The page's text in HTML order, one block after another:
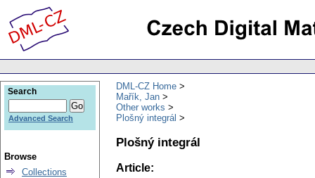
DML-CZ Home
Mařík, Jan
Other works
Plošný integrál
Plošný integrál
Article:
Search
Advanced Search
Browse
Collections